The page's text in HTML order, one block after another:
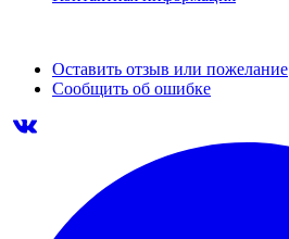
Оставить отзыв или пожелание
Сообщить об ошибке